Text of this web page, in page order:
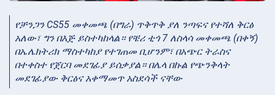
የቻንጋን CS55 መቀመጫ (በግራ) ጥቅጥቅ ያለ ንጣፍና የተሻለ ቅርፅ
አለው፣ ግን በእጅ ይስተካከላል። የቼሪ ቲጎ 7 ለስላሳ መቀመጫ (በቀኝ)
በኤሌክትሪክ ማስተካከያ የተገጠመ ቢሆንም፣ በአጭር ትራስና
በተቀስተ የጀርባ መደገፊያ ይሰቃያል። በሌላ በኩል የጭንቅላት
መደገፊያው ቅርፅና አቀማመጥ አስደሳች ናቸው